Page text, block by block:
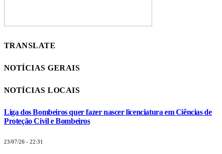
TRANSLATE
NOTÍCIAS GERAIS
NOTÍCIAS LOCAIS
Liga dos Bombeiros quer fazer nascer licenciatura em Ciências de
Proteção Civil e Bombeiros
23/07/26 - 22:31